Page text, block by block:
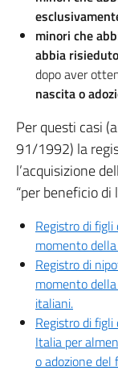
minori che
abbia risieduto
dopo aver
nascita o
Per questi casi
91/1992) la
l’acquisizione
“per beneficio di
Registro di
momento
Registro di
momento
italiani.
Registro di
Italia per
o adozione del